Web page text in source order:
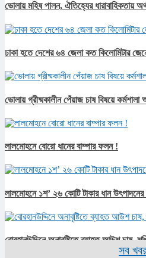
ভোলায় মহিষ পালন, ঐতিহ্যের ধারাবাহিকতায়
ঢাকা হতে দেশের ৬৪ জেলা কত কিলোমিটার
ভোলায় গ্রীষ্মকালীন পেঁয়াজ চাষ বিষয়ে কর্মশালা
লালমোহনে বোরো ধানের বাম্পার ফলন !
লালমোহনে ১শ’ ২৬ কোটি টাকার ধান উৎপাদনের
বোরহানউদ্দিনে অনাবৃষ্টিতে ব্যাহত আউশ চাষ,
সব